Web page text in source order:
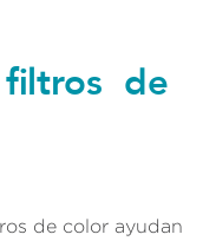
de
de color ayudan